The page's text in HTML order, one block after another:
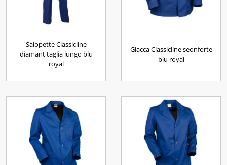
Salopette Classicline
diamant taglia lungo blu
royal
Giacca Classicline seonforte
blu royal